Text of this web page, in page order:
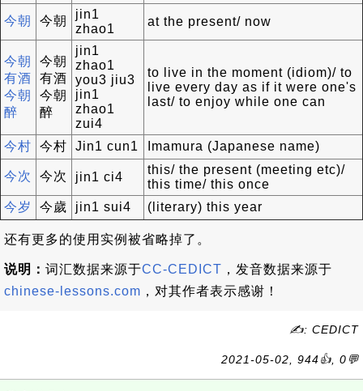
今朝 今朝
jin1
zhao1
at the present/ now
今朝
有酒
今朝
醉
今朝
有酒
今朝
醉
jin1
zhao1
you3 jiu3
jin1
zhao1
zui4
to live in the moment (idiom)/ to
live every day as if it were one's
last/ to enjoy while one can
今村 今村 Jin1 cun1 Imamura (Japanese name)
今次 今次 jin1 ci4
this/ the present (meeting etc)/
this time/ this once
今岁
今歲 jin1 sui4 (literary) this year
还有更多的使用实例被省略掉了。
说明： 词汇数据来源于CC-CEDICT ，发音数据来源于
chinese-lessons.com ，对其作者表示感谢！
✍: CEDICT
2021-05-02, 944👍, 0💬